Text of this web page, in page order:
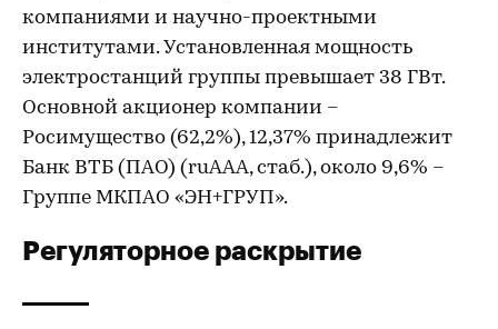
компаниями и научно-проектными
институтами. Установленная мощность
электростанций группы превышает 38 ГВт.
Основной акционер компании –
Росимущество (62,2%), 12,37% принадлежит
Банк ВТБ (ПАО) (ruAAA, стаб.), около 9,6% –
Группе МКПАО «ЭН+ГРУП».
Регуляторное раскрытие